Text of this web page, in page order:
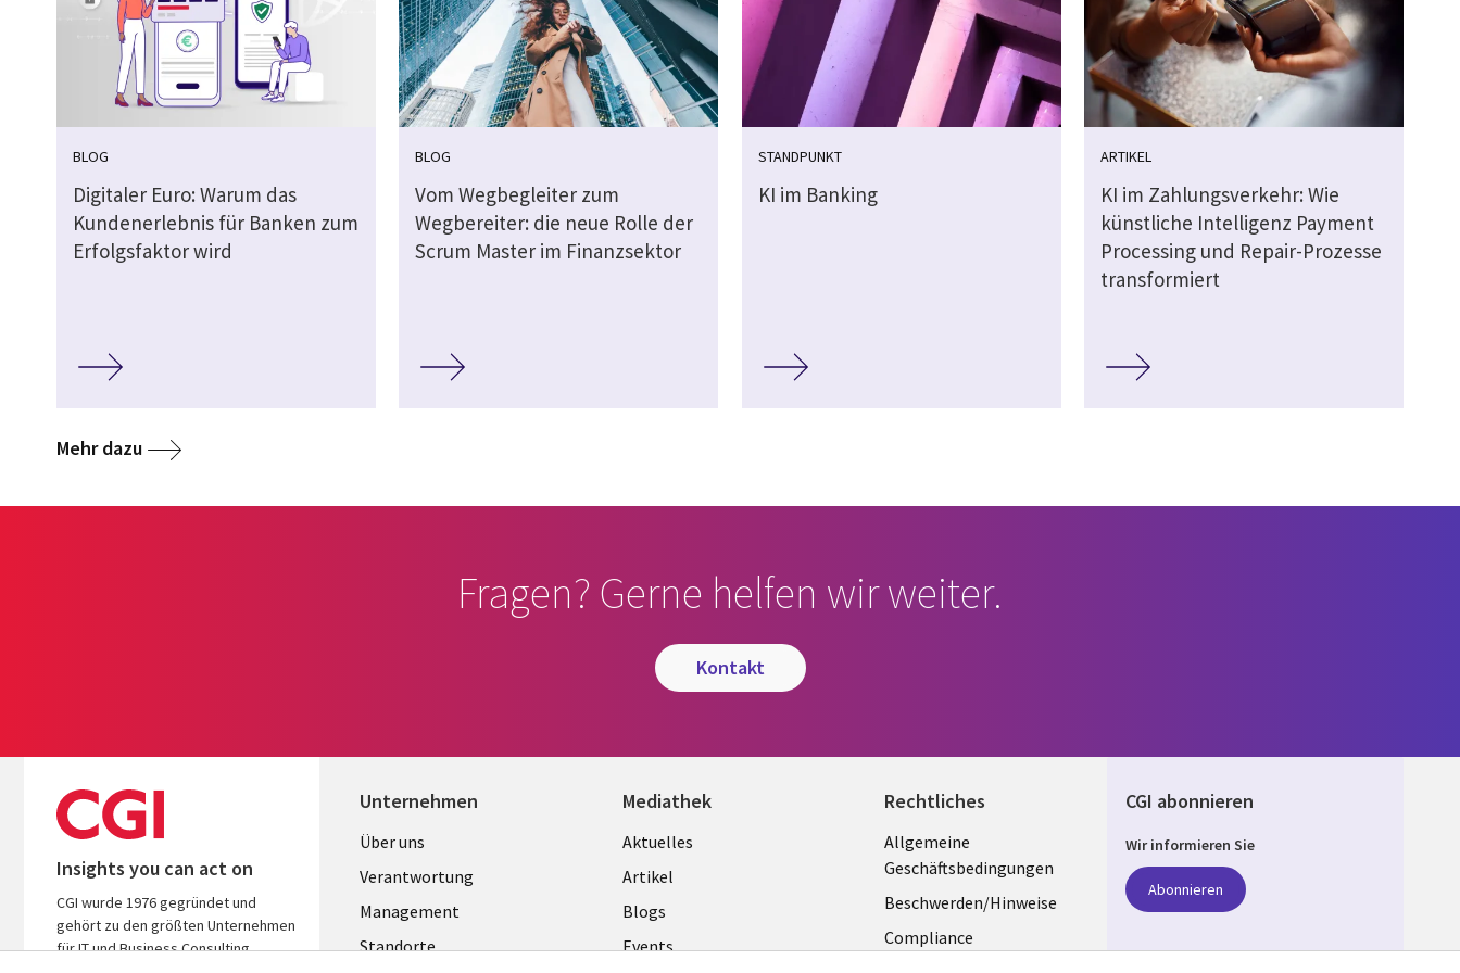
BLOG
Digitaler Euro: Warum das
Kundenerlebnis für Banken zum
Erfolgsfaktor wird
BLOG
Vom Wegbegleiter zum
Wegbereiter: die neue Rolle der
Scrum Master im Finanzsektor
STANDPUNKT
KI im Banking
ARTIKEL
KI im Zahlungsverkehr: Wie
künstliche Intelligenz Payment
Processing und Repair-Prozesse
transformiert
Mehr dazu
Fragen? Gerne helfen wir weiter.
kontakt
Insights you can act on
CGI wurde 1976 gegründet und
gehört zu den größten Unternehmen
für IT und Business Consulting
Unternehmen
Useful
links
GERMANY
Über uns
Verantwortung
Management
Standorte
Mediathek
Library
Links
GERMANY
Aktuelles
Artikel
Blogs
Events
Rechtliches
Legal
GERMANY
Allgemeine
Geschäftsbedingungen
Beschwerden/Hinweise
Compliance
CGI abonnieren
Wir informieren Sie
Abonnieren